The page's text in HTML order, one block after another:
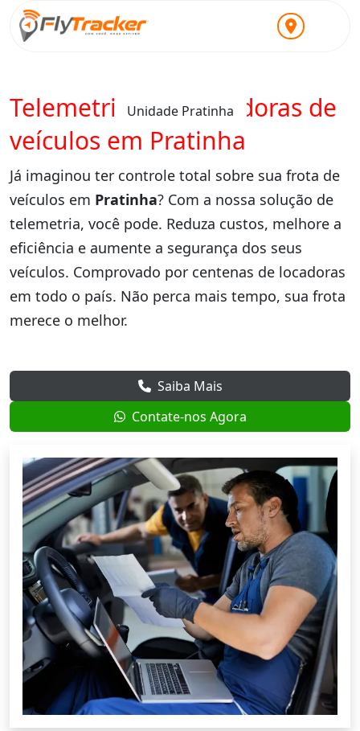
Unidade Pratinha
Telemetria para locadoras de
veículos em Pratinha
Já imaginou ter controle total sobre sua frota de
veículos em Pratinha? Com a nossa solução de
telemetria, você pode. Reduza custos, melhore a
eficiência e aumente a segurança dos seus
veículos. Comprovado por centenas de locadoras
em todo o país. Não perca mais tempo, sua frota
merece o melhor.
Saiba Mais
Contate-nos Agora